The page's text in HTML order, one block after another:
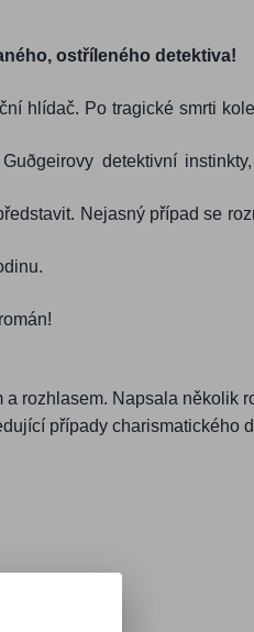
ostříleného detektiva!
hlídač. Po tragické smrti
detektivní
Nejasný případ se
rozhlasem. Napsala několik
případy charismatického